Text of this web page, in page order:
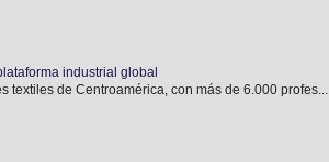
industrial global
de Centroamérica, con más de 6.000 profes...